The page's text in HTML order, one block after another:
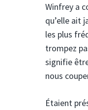
Winfrey a
qu’elle ait
les plus
trompez
signifie
nous
Étaient